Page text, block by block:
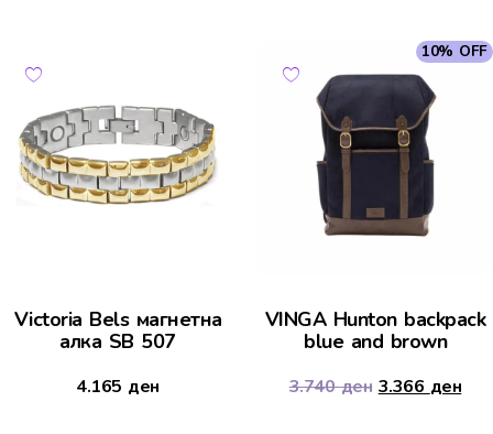
Victoria Bels магнетна
алка SB 507
4.165 ден
10% OFF
VINGA Hunton backpack
blue and brown
3.740ден 3.366 ден